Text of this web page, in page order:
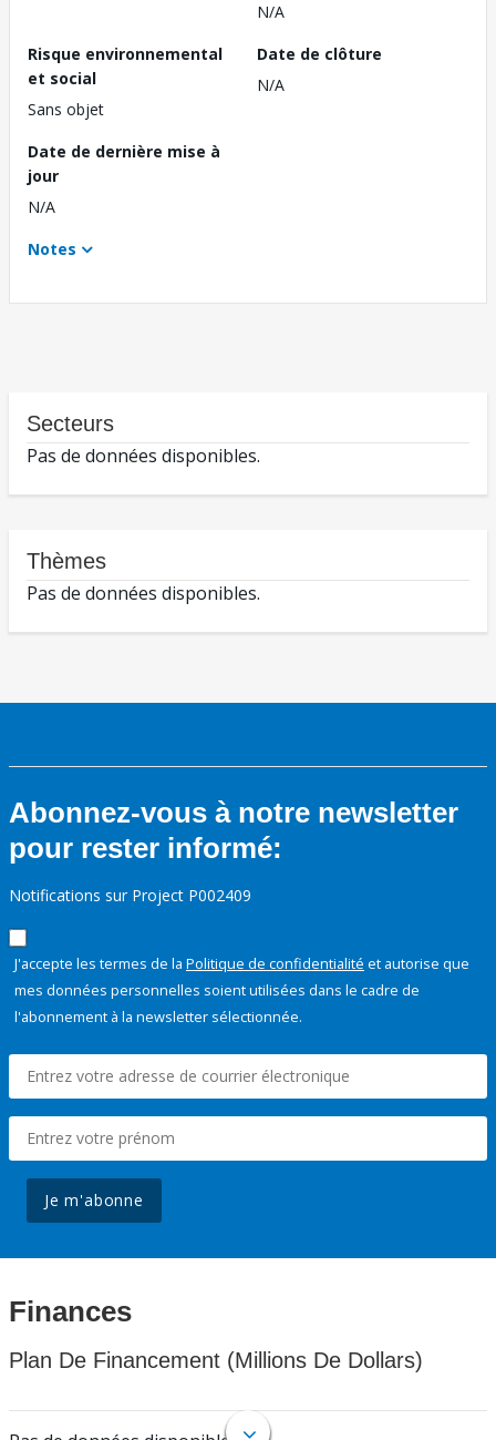
N/A
Risque environnemental
et social
Sans objet
Date de clôture
N/A
Date de dernière mise à
jour
N/A
Notes
Secteurs
Pas de données disponibles.
Thèmes
Pas de données disponibles.
Abonnez-vous à notre newsletter
pour rester informé:
Notifications sur Project P002409
J'accepte les termes de la Politique de confidentialité et autorise que
mes données personnelles soient utilisées dans le cadre de
l'abonnement à la newsletter sélectionnée.
Je m'abonne
Finances
Plan De Financement (Millions De Dollars)